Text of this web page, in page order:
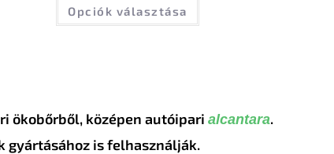
Opciók választása
ökobőrből, középen autóipari alcantara.
gyártásához is felhasználják.